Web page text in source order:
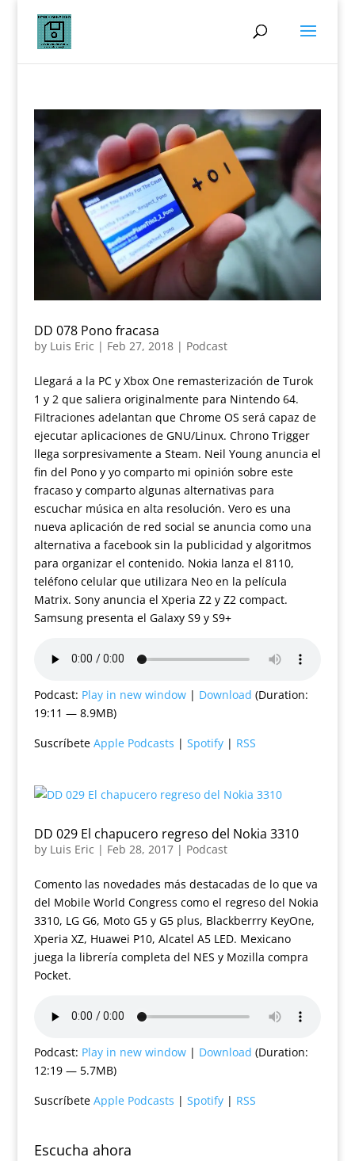
DD 078 Pono fracasa
by Luis Eric | Feb 27, 2018| Podcast
Llegará a la PC y Xbox One remasterización de Turok
1 y 2 que saliera originalmente para Nintendo 64.
Filtraciones adelantan que Chrome OS será capaz de
ejecutar aplicaciones de GNU/Linux. Chrono Trigger
llega sorpresivamente a Steam. Neil Young anuncia el
fin del Pono y yo comparto mi opinión sobre este
fracaso y comparto algunas alternativas para
escuchar música en alta resolución. Vero es una
nueva aplicación de red social se anuncia como una
alternativa a facebook sin la publicidad y algoritmos
para organizar el contenido. Nokia lanza el 8110,
teléfono celular que utilizara Neo en la película
Matrix. Sony anuncia el Xperia Z2 y Z2 compact.
Samsung presenta el Galaxy S9 y S9+
Podcast: Play in new window| Download (Duration:
19:11 — 8.9MB)
Suscríbete Apple Podcasts | Spotify| RSS
DD 029 El chapucero regreso del Nokia 3310
by Luis Eric | Feb 28, 2017| Podcast
Comento las novedades más destacadas de lo que va
del Mobile World Congress como el regreso del Nokia
3310, LG G6, Moto G5 y G5 plus, Blackberrry KeyOne,
Xperia XZ, Huawei P10, Alcatel A5 LED. Mexicano
juega la librería completa del NES y Mozilla compra
Pocket.
Podcast: Play in new window| Download (Duration:
12:19 — 5.7MB)
Suscríbete Apple Podcasts | Spotify| RSS
Escucha ahora